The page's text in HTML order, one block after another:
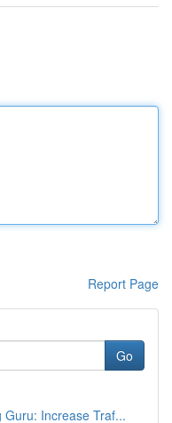
Report Page
Go
Increase Traf...